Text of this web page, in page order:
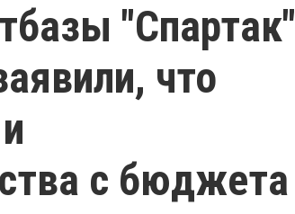
"Спартак"
что
с бюджета